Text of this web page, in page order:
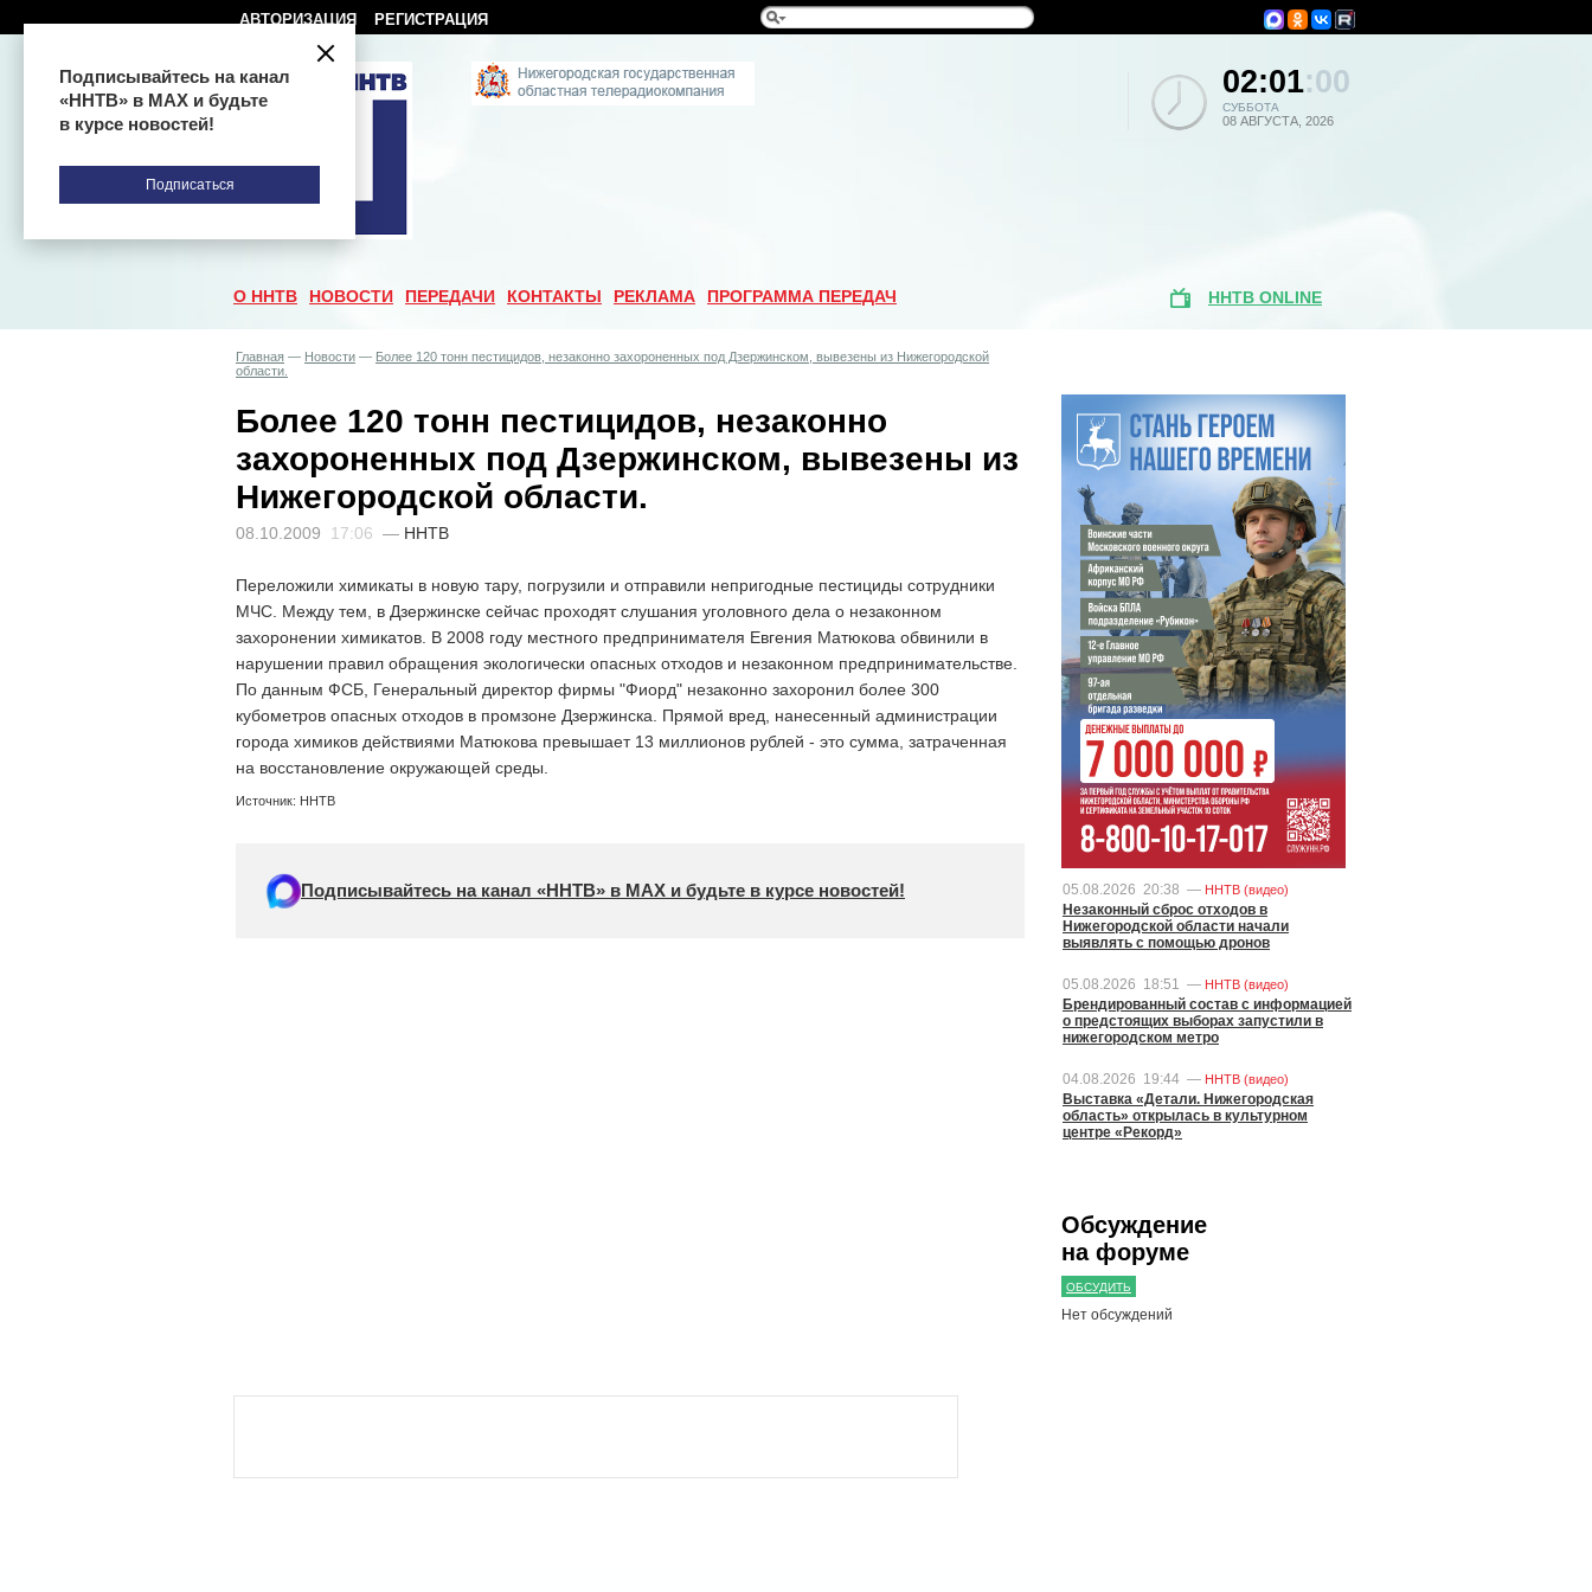
АВТОРИЗАЦИЯ РЕГИСТРАЦИЯ
02:01:00
СУББОТА
08 АВГУСТА, 2026
О ННТВ НОВОСТИ ПЕРЕДАЧИ КОНТАКТЫ РЕКЛАМА ПРОГРАММА ПЕРЕДАЧ ННТВ ONLINE
Главная — Новости — Более 120 тонн пестицидов, незаконно захороненных под Дзержинском, вывезены из Нижегородской
области.
Более 120 тонн пестицидов, незаконно
захороненных под Дзержинском, вывезены из
Нижегородской области.
08.10.2009 17:06 — ННТВ
Переложили химикаты в новую тару, погрузили и отправили непригодные пестициды сотрудники
МЧС. Между тем, в Дзержинске сейчас проходят слушания уголовного дела о незаконном
захоронении химикатов. В 2008 году местного предпринимателя Евгения Матюкова обвинили в
нарушении правил обращения экологически опасных отходов и незаконном предпринимательстве.
По данным ФСБ, Генеральный директор фирмы "Фиорд" незаконно захоронил более 300
кубометров опасных отходов в промзоне Дзержинска. Прямой вред, нанесенный администрации
города химиков действиями Матюкова превышает 13 миллионов рублей - это сумма, затраченная
на восстановление окружающей среды.
Источник: ННТВ
Подписывайтесь на канал «ННТВ» в МАХ и будьте в курсе новостей! 05.08.2026 20:38 — ННТВ (видео)
Незаконный сброс отходов в
Нижегородской области начали
выявлять с помощью дронов
05.08.2026 18:51 — ННТВ (видео)
Брендированный состав с информацией
о предстоящих выборах запустили в
нижегородском метро
04.08.2026 19:44 — ННТВ (видео)
Выставка «Детали. Нижегородская
область» открылась в культурном
центре «Рекорд»
Обсуждение
на форуме
ОБСУДИТЬ
Нет обсуждений
Подписывайтесь на канал
«ННТВ» в МАХ и будьте
в курсе новостей!
Подписаться